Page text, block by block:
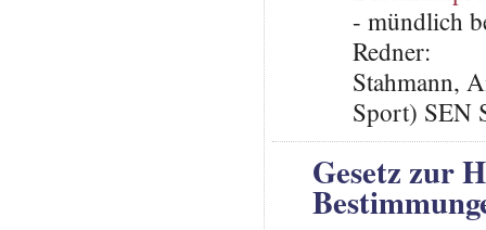
- mündlich
Redner:
Stahmann,
Sport) SEN
Gesetz zur